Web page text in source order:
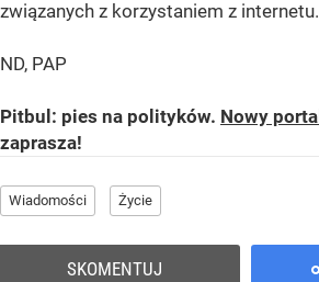
związanych z korzystaniem z internetu.
ND, PAP
Pitbul: pies na polityków. Nowy portal
zaprasza!
Wiadomości Życie
SKOMENTUJ